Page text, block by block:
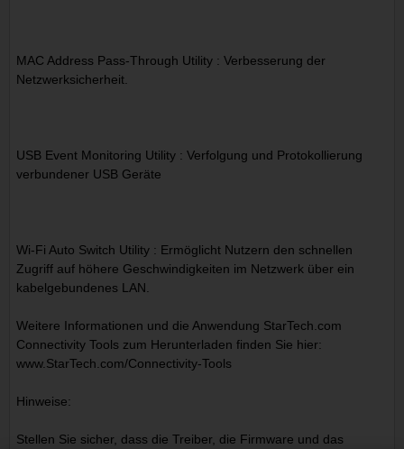
MAC Address Pass-Through Utility : Verbesserung der
Netzwerksicherheit.
USB Event Monitoring Utility : Verfolgung und Protokollierung
verbundener USB Geräte
Wi-Fi Auto Switch Utility : Ermöglicht Nutzern den schnellen
Zugriff auf höhere Geschwindigkeiten im Netzwerk über ein
kabelgebundenes LAN.
Weitere Informationen und die Anwendung StarTech.com
Connectivity Tools zum Herunterladen finden Sie hier:
www.StarTech.com/Connectivity-Tools
Hinweise:
Stellen Sie sicher, dass die Treiber, die Firmware und das